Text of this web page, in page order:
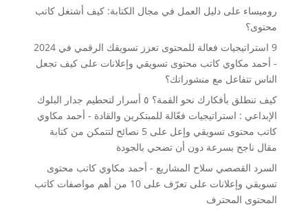
روميساء على دليل العمل في مجال الكتابة: كيف أشتغل كاتب
محتوى؟
9 استراتيجيات فعالة للمحتوى تعزز تسويقك الرقمي في 2024
- أحمد مكاوي كاتب محتوى تسويقي وإعلانات على كيف تجعل
الناس تتفاعل مع منشوراتك؟
كيف تنطلق بأفكارك نحو القمة؟ ٥ أسرار لتحطيم جدار البلوك
الإبداعي : استراتيجيات فعّالة للمبتكرين والقادة - أحمد مكاوي
كاتب محتوى تسويقي وإعل على
5 نصائح لتتمكن من كتابة
مقال ناجح بسرعة دون أن تضحي بالجودة
السرد القصصي سلاح المشاريع - أحمد مكاوي كاتب محتوى
تسويقي وإعلانات على
تعرّف على 10 من أهم مواصفات كاتب
المحتوى المحترف